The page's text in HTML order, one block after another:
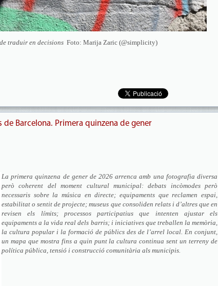
traduir en decisions Foto: Marija Zaric (@simplicity)
Barcelona. Primera quinzena de gener
La primera quinzena de gener de 2026 arrenca amb una fotografia diversa
però coherent del moment cultural municipal: debats incòmodes però
necessaris sobre la música en directe; equipaments que reclamen espai,
estabilitat o sentit de projecte; museus que consoliden relats i d’altres que en
revisen els límits; processos participatius que intenten ajustar els
equipaments a la vida real dels barris; i iniciatives que treballen la memòria,
la cultura popular i la formació de públics des de l’arrel local. En conjunt,
un mapa que mostra fins a quin punt la cultura continua sent un terreny de
política pública, tensió i construcció comunitària als municipis.